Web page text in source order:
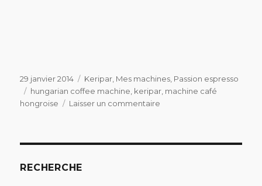
Publié
le
29 janvier 2014 Catégories
Keripar Mes machines Passion espresso
Étiquettes
hungarian coffee machine keripar machine café
hongroise
Laisser un commentaire
RECHERCHE